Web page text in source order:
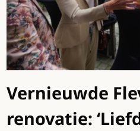
Vernieuwde
renovatie: